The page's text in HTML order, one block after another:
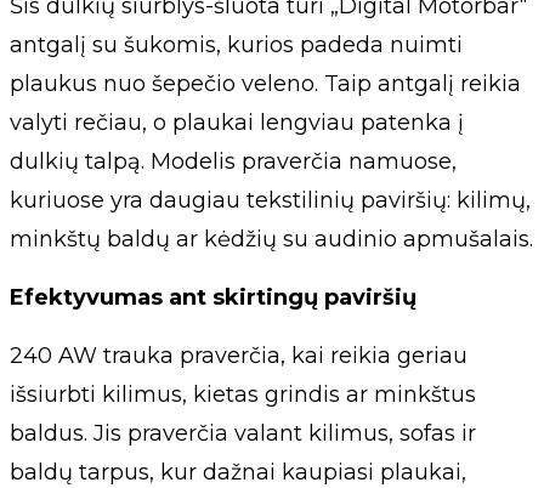
Šis dulkių siurblys-šluota turi „Digital Motorbar“
antgalį su šukomis, kurios padeda nuimti
plaukus nuo šepečio veleno. Taip antgalį reikia
valyti rečiau, o plaukai lengviau patenka į
dulkių talpą. Modelis praverčia namuose,
kuriuose yra daugiau tekstilinių paviršių: kilimų,
minkštų baldų ar kėdžių su audinio apmušalais.
Efektyvumas ant skirtingų paviršių
240 AW trauka praverčia, kai reikia geriau
išsiurbti kilimus, kietas grindis ar minkštus
baldus. Jis praverčia valant kilimus, sofas ir
baldų tarpus, kur dažnai kaupiasi plaukai,